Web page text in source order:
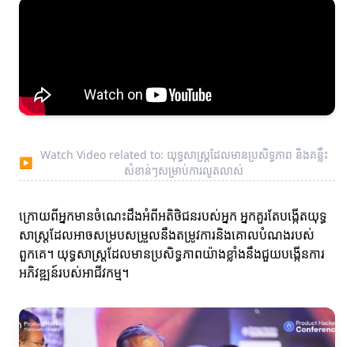
▶
Watch Video related to: យុទ្ធសាស្ត្រដែលមានប្រសិទ្ធភាព និងគន្លឹះ
សំខាន់ៗសម្រាប់ការលូតលាស់
ក្រោយពីអ្នកមានចំណេះដឹងអំពីអតិថិជនរបស់អ្នក អ្នកគួរតែបង្កើតយុទ្ធ
សាស្ត្រដែលអាចសម្របសម្រួលនឹងតម្រូវការនិងគោលបំណងរបស់
ពួកគេ។ យុទ្ធសាស្ត្រដែលមានប្រសិទ្ធភាពយ៉ាងខ្លាំងនឹងជួយបង្កើនការ
អភិវឌ្ឍន៍របស់អាជីវកម្ម។